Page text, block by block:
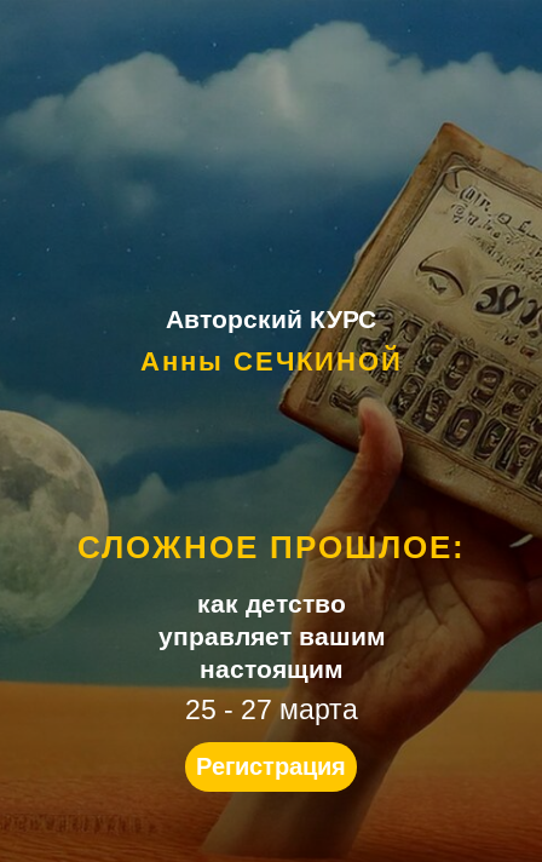
Регистрация
как детство
управляет вашим
настоящим
Авторский КУРС
СЛОЖНОЕ ПРОШЛОЕ:
Анны СЕЧКИНОЙ
25 - 27 марта